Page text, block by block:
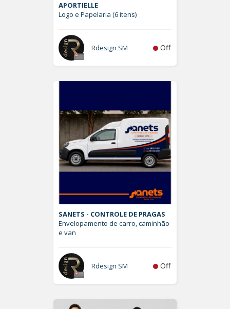
APORTIELLE
Logo e Papelaria (6 itens)
Rdesign SM Off
SANETS - CONTROLE DE PRAGAS
Envelopamento de carro, caminhão
e van
Rdesign SM Off